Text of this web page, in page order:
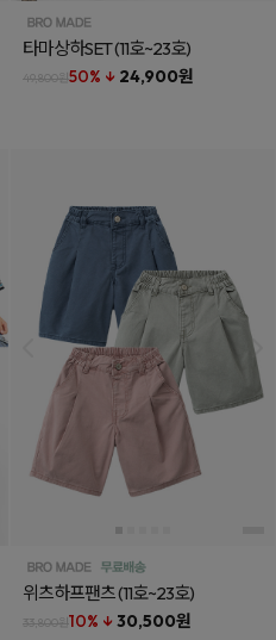
타마상하SET(11호~23호)
49,800원50% ↓ 24,900원
위츠하프팬츠(11호~23호)
33,800원10% ↓ 30,500원